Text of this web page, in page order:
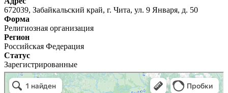
672039, Забайкальский край, г. Чита, ул. 9 Января, д. 50
Форма
Религиозная организация
Регион
Российская Федерация
Статус
Зарегистрированные